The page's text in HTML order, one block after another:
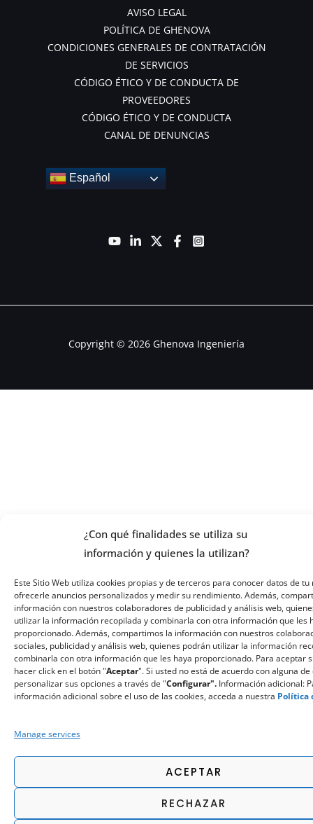
¿Con qué finalidades se utiliza su
información y quienes la utilizan?
Este Sitio Web utiliza cookies propias y de terceros para conocer datos de tu
ofrecerle anuncios personalizados y medir su rendimiento. Además,
información con nuestros colaboradores de publicidad y análisis web,
utilizar la información recopilada y combinarla con otra información que les
proporcionado. Además, compartimos la información con nuestros
sociales, publicidad y análisis web, quienes podrán utilizar la información
combinarla con otra información que les haya proporcionado. Para aceptar
hacer click en el botón "Aceptar". Si usted no está de acuerdo con alguna
personalizar sus opciones a través de "Configurar". Información adicional:
información adicional sobre el uso de las cookies, acceda a nuestra Política
Manage services
ACEPTAR
RECHAZAR
AVISO LEGAL
POLÍTICA DE GHENOVA
CONDICIONES GENERALES DE CONTRATACIÓN
DE SERVICIOS
CÓDIGO ÉTICO Y DE CONDUCTA DE
PROVEEDORES
CÓDIGO ÉTICO Y DE CONDUCTA
CANAL DE DENUNCIAS
Español
Copyright © 2026 Ghenova Ingeniería